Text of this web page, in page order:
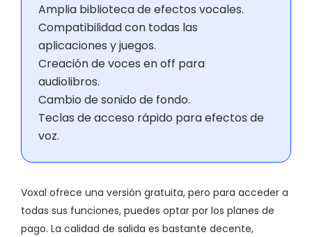
Amplia biblioteca de efectos vocales.
Compatibilidad con todas las
aplicaciones y juegos.
Creación de voces en off para
audiolibros.
Cambio de sonido de fondo.
Teclas de acceso rápido para efectos de
voz.
Voxal ofrece una versión gratuita, pero para acceder a
todas sus funciones, puedes optar por los planes de
pago. La calidad de salida es bastante decente,